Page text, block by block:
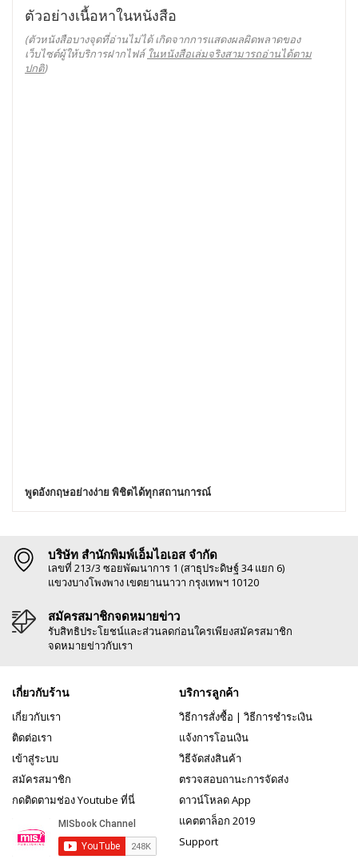
ตัวอย่างเนื้อหาในหนังสือ
(ตัวหนังสือบางจุดที่อ่านไม่ได้ เกิดจากการแสดงผลผิดพลาดของ
เว็บไซต์ผู้ให้บริการฝากไฟล์ ในหนังสือเล่มจริงสามารถอ่านได้ตาม
ปกติ)
พูดอังกฤษอย่างง่าย พิชิตได้ทุกสถานการณ์
บริษัท สำนักพิมพ์เอ็มไอเอส จำกัด
เลขที่ 213/3 ซอยพัฒนาการ 1 (สาธุประดิษฐ์ 34 แยก 6)
แขวงบางโพงพาง เขตยานนาวา กรุงเทพฯ 10120
สมัครสมาชิกจดหมายข่าว
รับสิทธิประโยชน์และส่วนลดก่อนใครเพียงสมัครสมาชิก
จดหมายข่าวกับเรา
เกี่ยวกับร้าน
เกี่ยวกับเรา
ติดต่อเรา
เข้าสู่ระบบ
สมัครสมาชิก
กดติดตามช่อง Youtube ที่นี่
บริการลูกค้า
วิธีการสั่งซื้อ | วิธีการชำระเงิน
แจ้งการโอนเงิน
วิธีจัดส่งสินค้า
ตรวจสอบถานะการจัดส่ง
ดาวน์โหลด App
แคตตาล็อก 2019
Support